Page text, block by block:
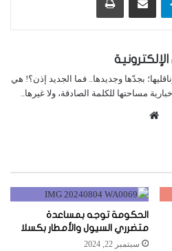
الإلكترونية
بجدّها وجديدها.. فما الجديد إذن؟! هي
مساحتها للكلمة الصادقة، ولا غيرها..
الحكومة توجه بمساعدة
متضرري السيول والأمطار بكسلا
سبتمبر 22, 2024